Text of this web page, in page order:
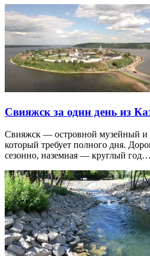
Свияжск за один день из
Свияжск — островной музейный и
который требует полного дня.
сезонно, наземная — круглый год…